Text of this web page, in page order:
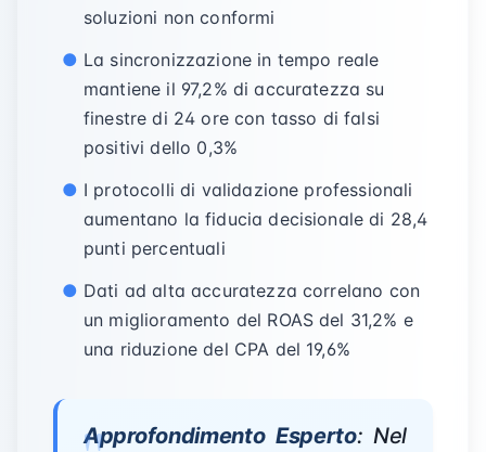
soluzioni non conformi
La sincronizzazione in tempo reale
mantiene il 97,2% di accuratezza su
finestre di 24 ore con tasso di falsi
positivi dello 0,3%
I protocolli di validazione professionali
aumentano la fiducia decisionale di 28,4
punti percentuali
Dati ad alta accuratezza correlano con
un miglioramento del ROAS del 31,2% e
una riduzione del CPA del 19,6%
Approfondimento Esperto: Nel